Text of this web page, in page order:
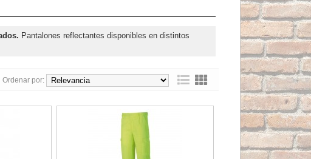
Pantalones reflectantes disponibles en distintos
Ordenar por:
488-PFY TopPantalón alta visibilidad económico amarillo 388-PFYE